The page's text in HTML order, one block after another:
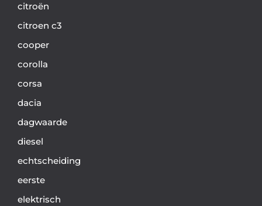
citroën
citroen c3
cooper
corolla
corsa
dacia
dagwaarde
diesel
echtscheiding
eerste
elektrisch